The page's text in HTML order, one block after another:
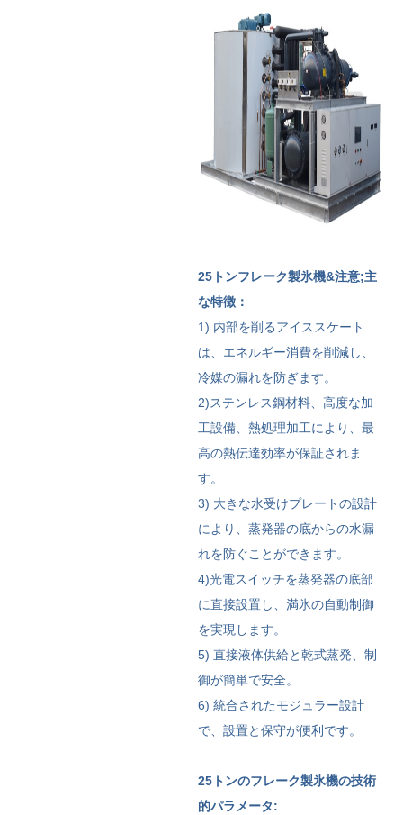
25トンフレーク製氷機&注意;主
な特徴：
1) 内部を削るアイススケート
は、エネルギー消費を削減し、
冷媒の漏れを防ぎます。
2)ステンレス鋼材料、高度な加
工設備、熱処理加工により、最
高の熱伝達効率が保証されま
す。
3) 大きな水受けプレートの設計
により、蒸発器の底からの水漏
れを防ぐことができます。
4)光電スイッチを蒸発器の底部
に直接設置し、満氷の自動制御
を実現します。
5) 直接液体供給と乾式蒸発、制
御が簡単で安全。
6) 統合されたモジュラー設計
で、設置と保守が便利です。
25トンのフレーク製氷機の技術
的パラメータ: